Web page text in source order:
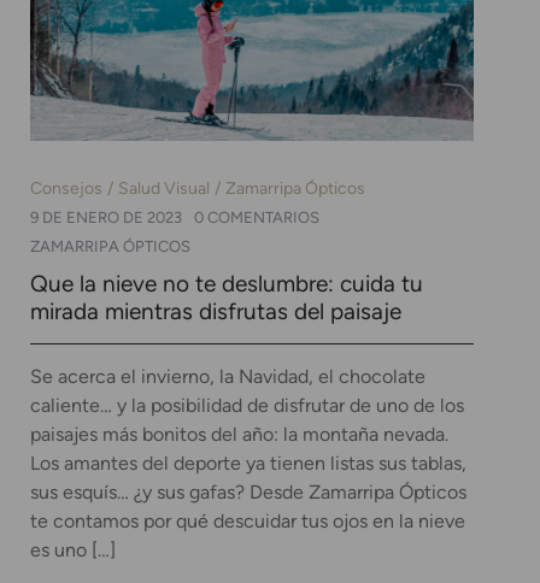
Consejos Salud Visual Zamarripa Ópticos
9 DE ENERO DE 2023
0 COMENTARIOS
ZAMARRIPA ÓPTICOS
Que la nieve no te deslumbre: cuida tu
mirada mientras disfrutas del paisaje
Se acerca el invierno, la Navidad, el chocolate
caliente… y la posibilidad de disfrutar de uno de los
paisajes más bonitos del año: la montaña nevada.
Los amantes del deporte ya tienen listas sus tablas,
sus esquís… ¿y sus gafas? Desde Zamarripa Ópticos
te contamos por qué descuidar tus ojos en la nieve
es uno […]